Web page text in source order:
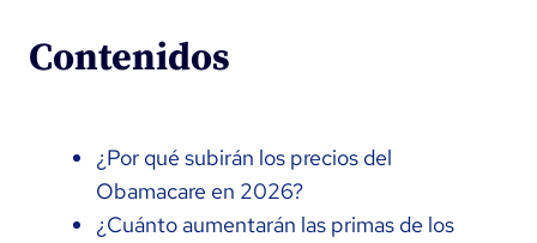
Contenidos
¿Por qué subirán los precios del
Obamacare en 2026?
¿Cuánto aumentarán las primas de los